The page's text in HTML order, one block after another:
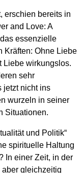
erschien bereits in
and Love: A
essenzielle
Kräften: Ohne Liebe
Liebe wirkungslos.
sehr
jetzt nicht ins
wurzeln in seiner
Situationen.
und Politik“
spirituelle Haltung
In einer Zeit, in der
aber gleichzeitig